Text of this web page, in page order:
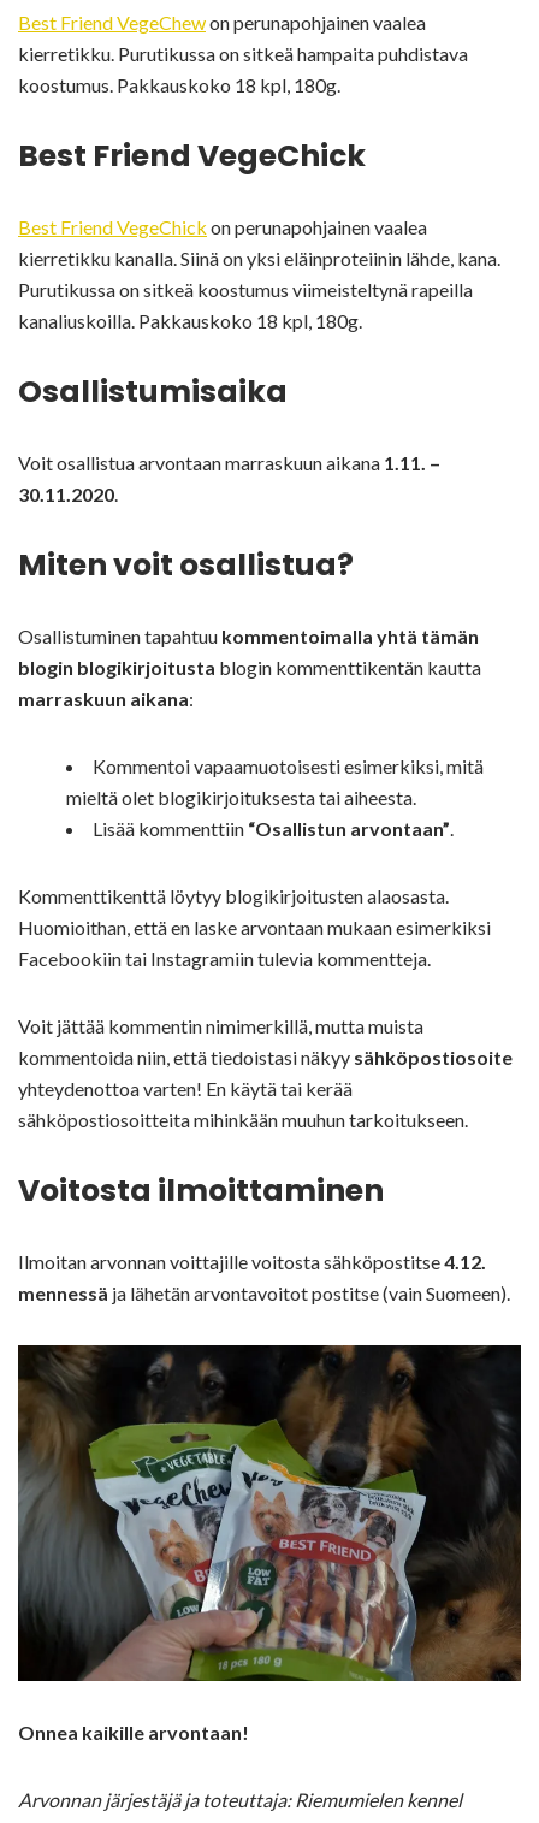
Best Friend VegeChewon perunapohjainen vaalea
kierretikku. Purutikussa on sitkeä hampaita puhdistava
koostumus. Pakkauskoko 18 kpl, 180g.
Best Friend VegeChick
Best Friend VegeChick on perunapohjainen vaalea
kierretikku kanalla. Siinä on yksi eläinproteiinin lähde, kana.
Purutikussa on sitkeä koostumus viimeisteltynä rapeilla
kanaliuskoilla. Pakkauskoko 18 kpl, 180g.
Osallistumisaika
Voit osallistua arvontaan marraskuun aikana 1.11. –
30.11.2020.
Miten voit osallistua?
Osallistuminen tapahtuu kommentoimalla yhtä tämän
blogin blogikirjoitusta blogin kommenttikentän kautta
marraskuun aikana:
Kommentoi vapaamuotoisesti esimerkiksi, mitä
mieltä olet blogikirjoituksesta tai aiheesta.
Lisää kommenttiin “Osallistun arvontaan”.
Kommenttikenttä löytyy blogikirjoitusten alaosasta.
Huomioithan, että en laske arvontaan mukaan esimerkiksi
Facebookiin tai Instagramiin tulevia kommentteja.
Voit jättää kommentin nimimerkillä, mutta muista
kommentoida niin, että tiedoistasi näkyy sähköpostiosoite
yhteydenottoa varten! En käytä tai kerää
sähköpostiosoitteita mihinkään muuhun tarkoitukseen.
Voitosta ilmoittaminen
Ilmoitan arvonnan voittajille voitosta sähköpostitse4.12.
mennessä ja lähetän arvontavoitot postitse (vain Suomeen).
Onnea kaikille arvontaan!
Arvonnan järjestäjä ja toteuttaja: Riemumielen kennel